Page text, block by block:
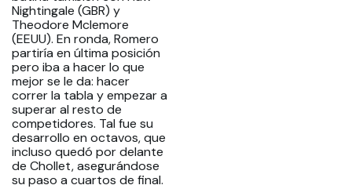
Nightingale (GBR) y
Theodore Mclemore
(EEUU). En ronda, Romero
partiría en última posición
pero iba a hacer lo que
mejor se le da: hacer
correr la tabla y empezar a
superar al resto de
competidores. Tal fue su
desarrollo en octavos, que
incluso quedó por delante
de Chollet, asegurándose
su paso a cuartos de final.